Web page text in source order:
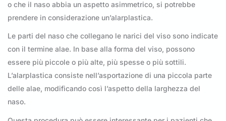
o che il naso abbia un aspetto asimmetrico, si potrebbe
prendere in considerazione un’alarplastica.
Le parti del naso che collegano le narici del viso sono indicate
con il termine alae. In base alla forma del viso, possono
essere più piccole o più alte, più spesse o più sottili.
L’alarplastica consiste nell’asportazione di una piccola parte
delle alae, modificando così l’aspetto della larghezza del
naso.